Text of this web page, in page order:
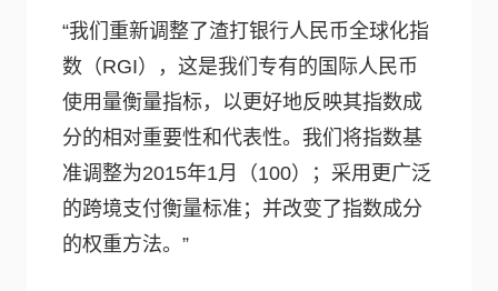
“我们重新调整了渣打银行人民币全球化指
数（RGI），这是我们专有的国际人民币
使用量衡量指标，以更好地反映其指数成
分的相对重要性和代表性。我们将指数基
准调整为2015年1月（100）；采用更广泛
的跨境支付衡量标准；并改变了指数成分
的权重方法。”